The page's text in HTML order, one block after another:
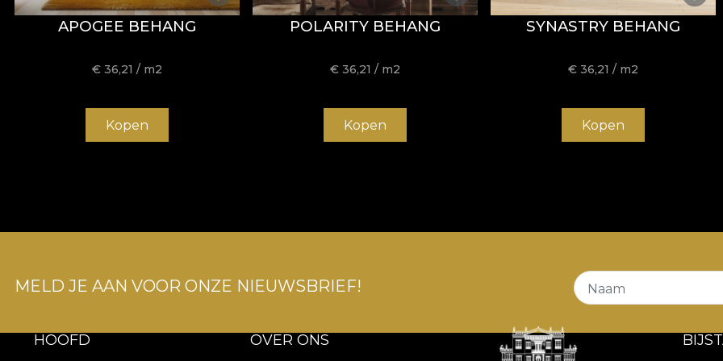
APOGEE BEHANG
€36,21 / m2
Kopen
POLARITY BEHANG
€36,21 / m2
Kopen
SYNASTRY BEHANG
€36,21 / m2
Kopen
MELD JE AAN VOOR ONZE NIEUWSBRIEF! Naam
HOOFD OVER ONS